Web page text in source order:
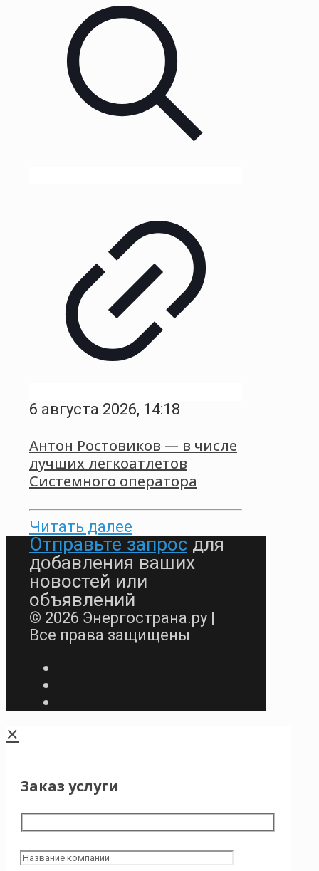
6 августа 2026, 14:18
Антон Ростовиков — в числе
лучших легкоатлетов
Системного оператора
Читать далее
Отправьте запрос для
добавления ваших
новостей или
объявлений
© 2026 Энергострана.ру |
Все права защищены
✕
Заказ услуги